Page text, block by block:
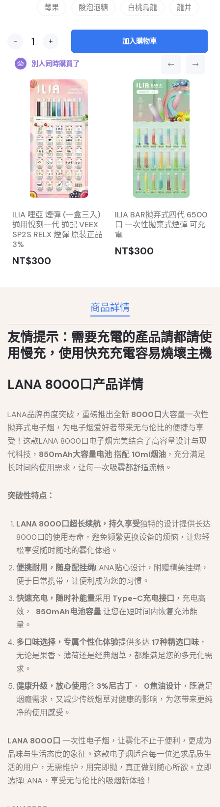
莓果
酸泡泡糖 白桃烏龍 龍井
- + 加入購物車
別人同時購買了
ILIA 哩亞 煙彈 (一盒三入)
通用悅刻一代 通配 VEEX
SP2S RELX 煙彈 原裝正品
3%
NT$300
ILIA BAR抛弃式四代 6500
口 一次性拋棄式煙彈 可充
電
NT$300
商品詳情
友情提示：需要充電的產品請都請使
用慢充，使用快充充電容易燒壞主機
LANA 8000口产品详情
LANA品牌再度突破，重磅推出全新 8000口大容量一次性
抛弃式电子烟，为电子烟爱好者带来无与伦比的便捷与享
受！这款LANA 8000口电子烟完美结合了高容量设计与现
代科技， 850mAh大容量电池搭配 10ml烟油 ，充分满足
长时间的使用需求，让每一次吸雾都舒适流畅。
突破性特点：
LANA 8000口超长续航，持久享受独特的设计提供长达
8000口的使用寿命，避免频繁更换设备的烦恼，让您轻
松享受随时随地的雾化体验。
便携耐用，随身配挂绳LANA贴心设计，附赠精美挂绳，
便于日常携带，让便利成为您的习惯。
快速充电，随时补能量采用 Type-C充电接口 ，充电高
效， 850mAh电池容量让您在短时间内恢复充沛能
量。
多口味选择，专属个性化体验提供多达 17种精选口味 ，
无论是果香、薄荷还是经典烟草，都能满足您的多元化需
求。
健康升级，放心使用含 3%尼古丁 ， 0焦油设计 ，既满足
烟瘾需求，又减少传统烟草对健康的影响，为您带来更纯
净的使用感受。
LANA 8000口 一次性电子烟，让雾化不止于便利，更成为
品味与生活态度的象征。这款电子烟适合每一位追求品质生
活的用户，无需维护，用完即抛，真正做到随心所欲。立即
选择LANA，享受无与伦比的吸烟新体验！